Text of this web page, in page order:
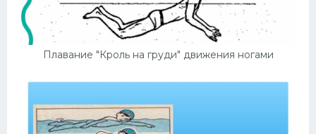
Плавание "Кроль на груди" движения ногами